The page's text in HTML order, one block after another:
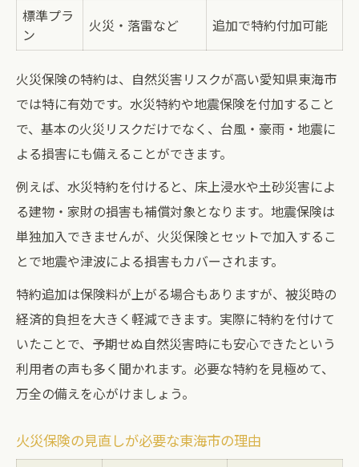
標準プラ
ン
火災・落雷など 追加で特約付加可能
火災保険の特約は、自然災害リスクが高い愛知県東海市
では特に有効です。水災特約や地震保険を付加すること
で、基本の火災リスクだけでなく、台風・豪雨・地震に
よる損害にも備えることができます。
例えば、水災特約を付けると、床上浸水や土砂災害によ
る建物・家財の損害も補償対象となります。地震保険は
単独加入できませんが、火災保険とセットで加入するこ
とで地震や津波による損害もカバーされます。
特約追加は保険料が上がる場合もありますが、被災時の
経済的負担を大きく軽減できます。実際に特約を付けて
いたことで、予期せぬ自然災害時にも安心できたという
利用者の声も多く聞かれます。必要な特約を見極めて、
万全の備えを心がけましょう。
火災保険の見直しが必要な東海市の理由